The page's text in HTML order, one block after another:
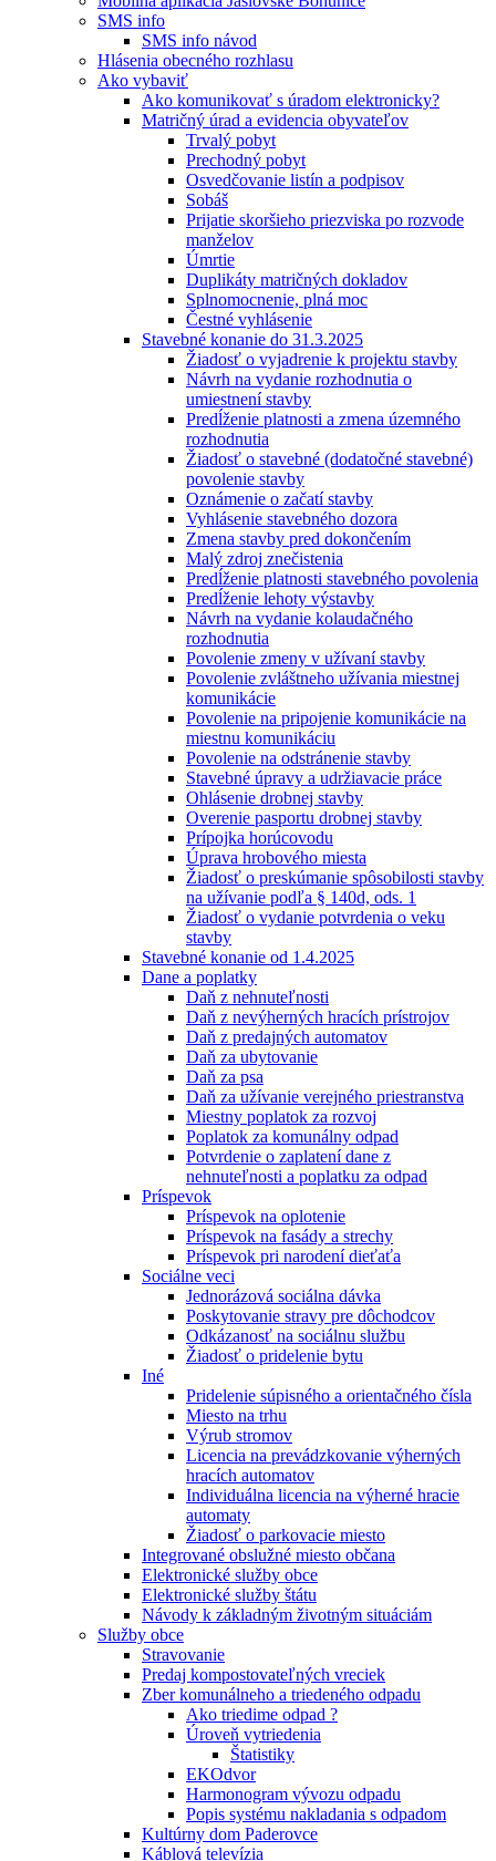
SMS info
SMS info návod
Hlásenia obecného rozhlasu
Ako vybaviť
Ako komunikovať s úradom elektronicky?
Matričný úrad a evidencia obyvateľov
Trvalý pobyt
Prechodný pobyt
Osvedčovanie listín a podpisov
Sobáš
Prijatie skoršieho priezviska po rozvode
manželov
Úmrtie
Duplikáty matričných dokladov
Splnomocnenie, plná moc
Čestné vyhlásenie
Stavebné konanie do 31.3.2025
Žiadosť o vyjadrenie k projektu stavby
Návrh na vydanie rozhodnutia o
umiestnení stavby
Predĺženie platnosti a zmena územného
rozhodnutia
Žiadosť o stavebné (dodatočné stavebné)
povolenie stavby
Oznámenie o začatí stavby
Vyhlásenie stavebného dozora
Zmena stavby pred dokončením
Malý zdroj znečistenia
Predĺženie platnosti stavebného povolenia
Predĺženie lehoty výstavby
Návrh na vydanie kolaudačného
rozhodnutia
Povolenie zmeny v užívaní stavby
Povolenie zvláštneho užívania miestnej
komunikácie
Povolenie na pripojenie komunikácie na
miestnu komunikáciu
Povolenie na odstránenie stavby
Stavebné úpravy a udržiavacie práce
Ohlásenie drobnej stavby
Overenie pasportu drobnej stavby
Prípojka horúcovodu
Úprava hrobového miesta
Žiadosť o preskúmanie spôsobilosti stavby
na užívanie podľa § 140d, ods. 1
Žiadosť o vydanie potvrdenia o veku
stavby
Stavebné konanie od 1.4.2025
Dane a poplatky
Daň z nehnuteľnosti
Daň z nevýherných hracích prístrojov
Daň z predajných automatov
Daň za ubytovanie
Daň za psa
Daň za užívanie verejného priestranstva
Miestny poplatok za rozvoj
Poplatok za komunálny odpad
Potvrdenie o zaplatení dane z
nehnuteľnosti a poplatku za odpad
Príspevok
Príspevok na oplotenie
Príspevok na fasády a strechy
Príspevok pri narodení dieťaťa
Sociálne veci
Jednorázová sociálna dávka
Poskytovanie stravy pre dôchodcov
Odkázanosť na sociálnu službu
Žiadosť o pridelenie bytu
Iné
Pridelenie súpisného a orientačného čísla
Miesto na trhu
Výrub stromov
Licencia na prevádzkovanie výherných
hracích automatov
Individuálna licencia na výherné hracie
automaty
Žiadosť o parkovacie miesto
Integrované obslužné miesto občana
Elektronické služby obce
Elektronické služby štátu
Návody k základným životným situáciám
Služby obce
Stravovanie
Predaj kompostovateľných vreciek
Zber komunálneho a triedeného odpadu
Ako triedime odpad ?
Úroveň vytriedenia
Štatistiky
EKOdvor
Harmonogram vývozu odpadu
Popis systému nakladania s odpadom
Kultúrny dom Paderovce
Káblová televízia